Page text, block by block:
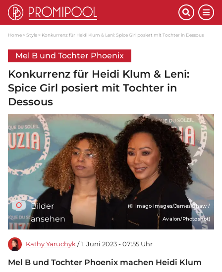
Home Style Konkurrenz für Heidi Klum & Leni: Spice Girl posiert mit Tochter in Dessous
Mel B und Tochter Phoenix
Konkurrenz für Heidi Klum & Leni:
Spice Girl posiert mit Tochter in
Dessous
Bilder
ansehen
(© imago images/James Shaw /
Avalon/Photoshot)
Kathy Yaruchyk / 1. Juni 2023 - 07:55 Uhr
Mel B und Tochter Phoenix machen Heidi Klum